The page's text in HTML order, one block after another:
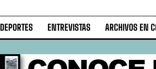
DEPORTES ENTREVISTAS ARCHIVOS EN